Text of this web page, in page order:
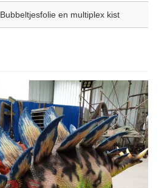
Bubbeltjesfolie en multiplex kist